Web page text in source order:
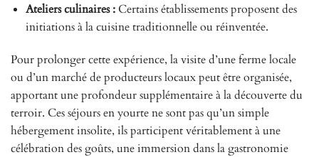
Ateliers culinaires :Certains établissements proposent des
initiations à la cuisine traditionnelle ou réinventée.
Pour prolonger cette expérience, la visite d’une ferme locale
ou d’un marché de producteurs locaux peut être organisée,
apportant une profondeur supplémentaire à la découverte du
terroir. Ces séjours en yourte ne sont pas qu’un simple
hébergement insolite, ils participent véritablement à une
célébration des goûts, une immersion dans la gastronomie